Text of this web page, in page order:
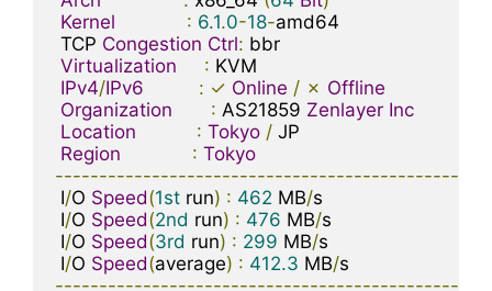
Kernel
: 6.1.0-18-amd64
TCP Congestion Ctrl: bbr
Virtualization
: KVM
IPv4/IPv6 : ✓ Online / ✗ Offline
Organization
: AS21859 Zenlayer Inc
Location
: Tokyo / JP
Region
: Tokyo
I/O Speed(1st run) : 462 MB/s
I/O Speed(2nd run) : 476 MB/s
I/O Speed(3rd run) : 299 MB/s
I/O Speed(average) : 412.3 MB/